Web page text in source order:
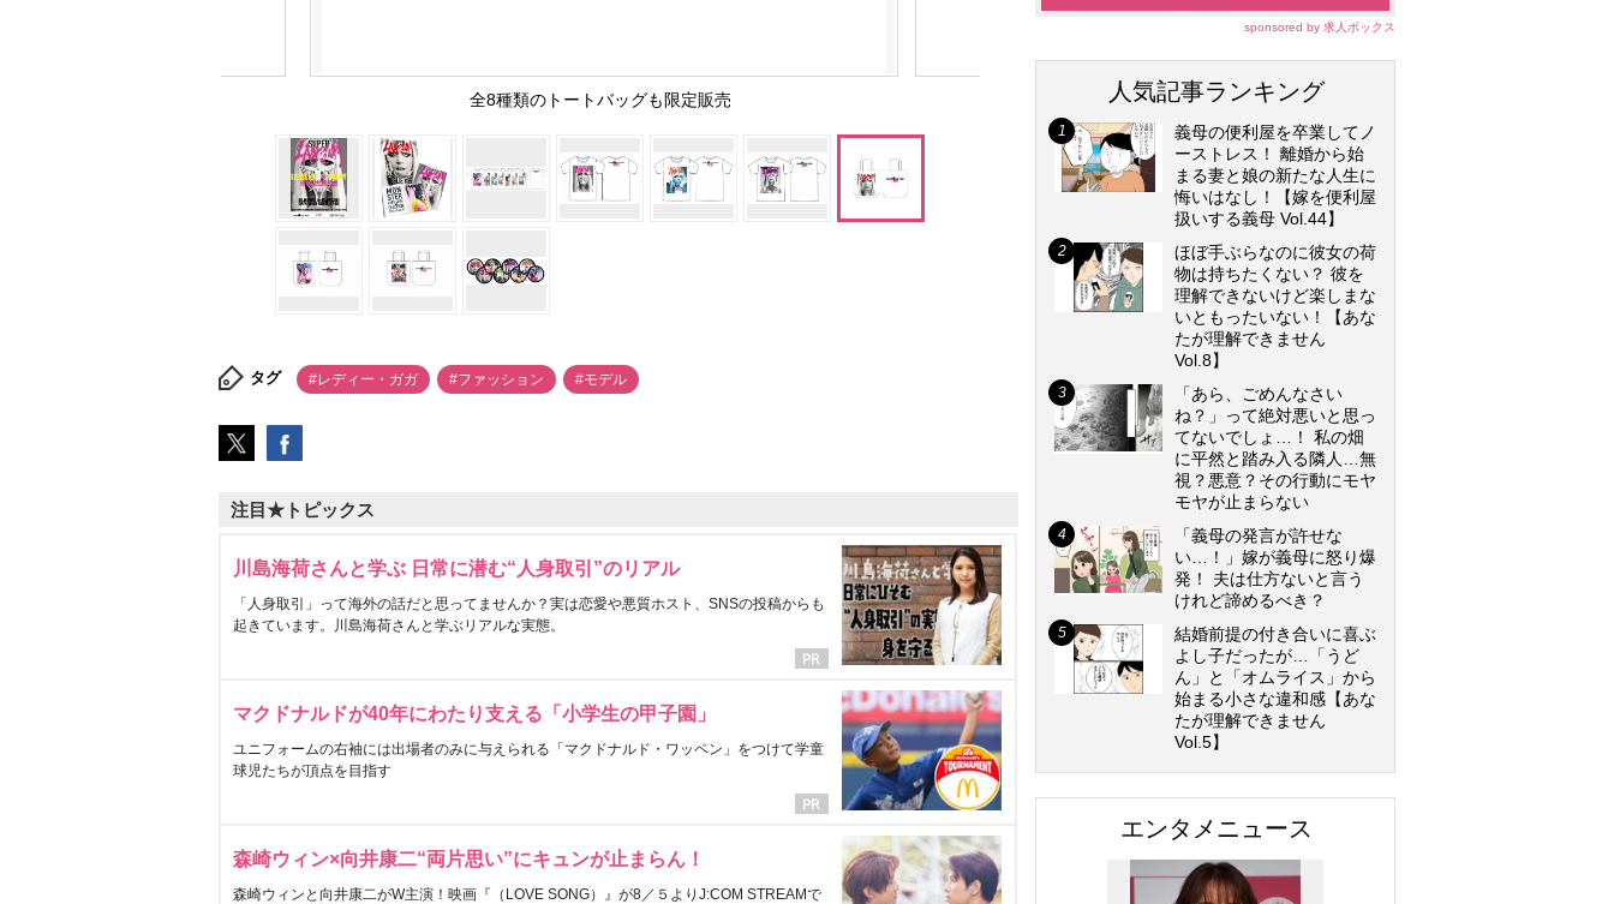
全8種類のトートバッグも限定販売
タグ #レディー・ガガ #ファッション #モデル
注目★トピックス
川島海荷さんと学ぶ 日常に潜む“人身取引”のリアル
「人身取引」って海外の話だと思ってませんか？実は恋愛や悪質ホスト、SNSの投稿からも
起きています。川島海荷さんと学ぶリアルな実態。
マクドナルドが40年にわたり支える「小学生の甲子園」
ユニフォームの右袖には出場者のみに与えられる「マクドナルド・ワッペン」をつけて学童
球児たちが頂点を目指す
森崎ウィン×向井康二“両片思い”にキュンが止まらん！
森崎ウィンと向井康二がW主演！映画『（LOVE SONG）』が8／５よりJ:COM STREAMで
sponsored by 求人ボックス
人気記事ランキング
義母の便利屋を卒業してノ
ーストレス！ 離婚から始
まる妻と娘の新たな人生に
悔いはなし！【嫁を便利屋
扱いする義母 Vol.44】
ほぼ手ぶらなのに彼女の荷
物は持ちたくない？ 彼を
理解できないけど楽しまな
いともったいない！【あな
たが理解できません
Vol.8】
「あら、ごめんなさい
ね？」って絶対悪いと思っ
てないでしょ…！ 私の畑
に平然と踏み入る隣人…無
視？悪意？その行動にモヤ
モヤが止まらない
「義母の発言が許せな
い…！」嫁が義母に怒り爆
発！ 夫は仕方ないと言う
けれど諦めるべき？
結婚前提の付き合いに喜ぶ
よし子だったが…「うど
ん」と「オムライス」から
始まる小さな違和感【あな
たが理解できません
Vol.5】
エンタメニュース